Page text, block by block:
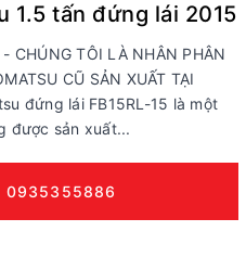
1.5 tấn đứng lái 2015
CHÚNG TÔI LÀ NHÂN PHÂN
CŨ SẢN XUẤT TẠI
đứng lái FB15RL-15 là một
được sản xuất...
0935355886